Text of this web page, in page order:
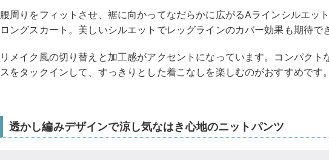
腰周りをフィットさせ、裾に向かってなだらかに広がるAラインシルエッ
ロングスカート。美しいシルエットでレッグラインのカバー効果も期待で
リメイク風の切り替えと加工感がアクセントになっています。コンパクト
スをタックインして、すっきりとした着こなしを楽しむのがおすすめです。
透かし編みデザインで涼し気なはき心地のニットパンツ